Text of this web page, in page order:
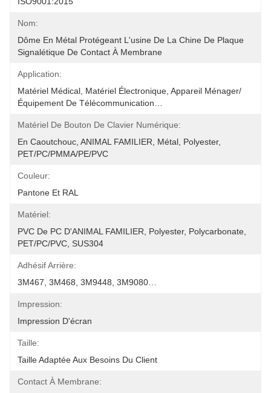
Nom:
Dôme En Métal Protégeant L'usine De La Chine De Plaque
Signalétique De Contact À Membrane
Application:
Matériel Médical, Matériel Électronique, Appareil Ménager/
Équipement De Télécommunication…
Matériel De Bouton De Clavier Numérique:
En Caoutchouc, ANIMAL FAMILIER, Métal, Polyester,
PET/PC/PMMA/PE/PVC
Couleur:
Pantone Et RAL
Matériel:
PVC De PC D'ANIMAL FAMILIER, Polyester, Polycarbonate,
PET/PC/PVC, SUS304
Adhésif Arrière:
3M467, 3M468, 3M9448, 3M9080…
Impression:
Impression D'écran
Taille:
Taille Adaptée Aux Besoins Du Client
Contact À Membrane: